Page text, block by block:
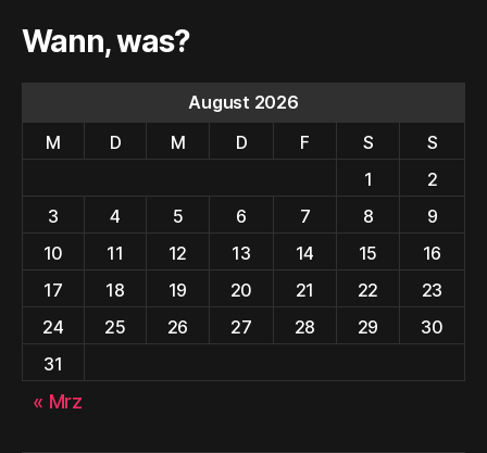
Wann, was?
August 2026
M
D M D F S
S
1
2
3
4 5 6 7 8
9
10
11 12 13 14 15
16
17
18 19 20 21 22
23
24
25 26 27 28 29
30
31
« Mrz